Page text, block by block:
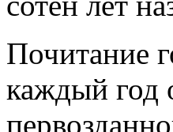
Почитание
каждый год